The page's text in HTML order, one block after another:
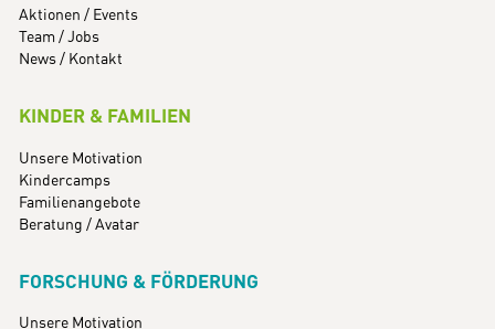
Aktionen / Events
Team / Jobs
News / Kontakt
KINDER & FAMILIEN
Unsere Motivation
Kindercamps
Familienangebote
Beratung / Avatar
FORSCHUNG & FÖRDERUNG
Unsere Motivation